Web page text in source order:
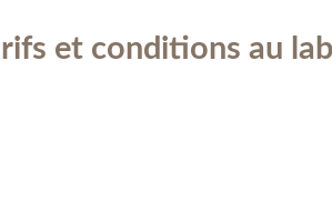
et conditions au